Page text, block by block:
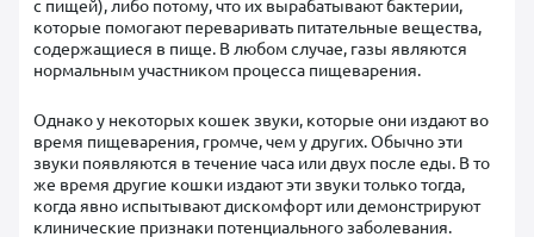
которые помогают переваривать питательные вещества,
содержащиеся в пище. В любом случае, газы являются
нормальным участником процесса пищеварения.
Однако у некоторых кошек звуки, которые они издают во
время пищеварения, громче, чем у других. Обычно эти
звуки появляются в течение часа или двух после еды. В то
же время другие кошки издают эти звуки только тогда,
когда явно испытывают дискомфорт или демонстрируют
клинические признаки потенциального заболевания.